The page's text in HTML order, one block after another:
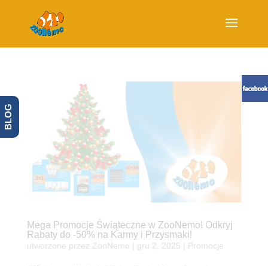
Mega Promocje Świąteczne w ZooNemo! Odkryj
Rabaty do -50% na Karmy i Przysmaki!
utworzone przez ZooNemo gru 2, 2025 Promocje
BLOG